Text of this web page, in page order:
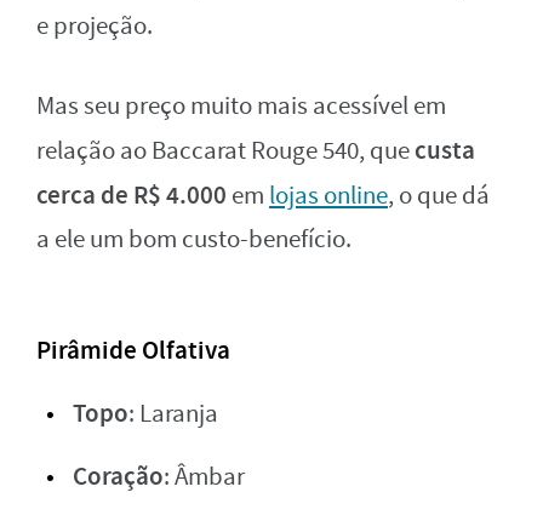
e projeção.
Mas seu preço muito mais acessível em
relação ao Baccarat Rouge 540, quecusta
cerca de R$ 4.000 em lojas online, o que dá
a ele um bom custo-benefício.
Pirâmide Olfativa
Topo: Laranja
Coração: Âmbar